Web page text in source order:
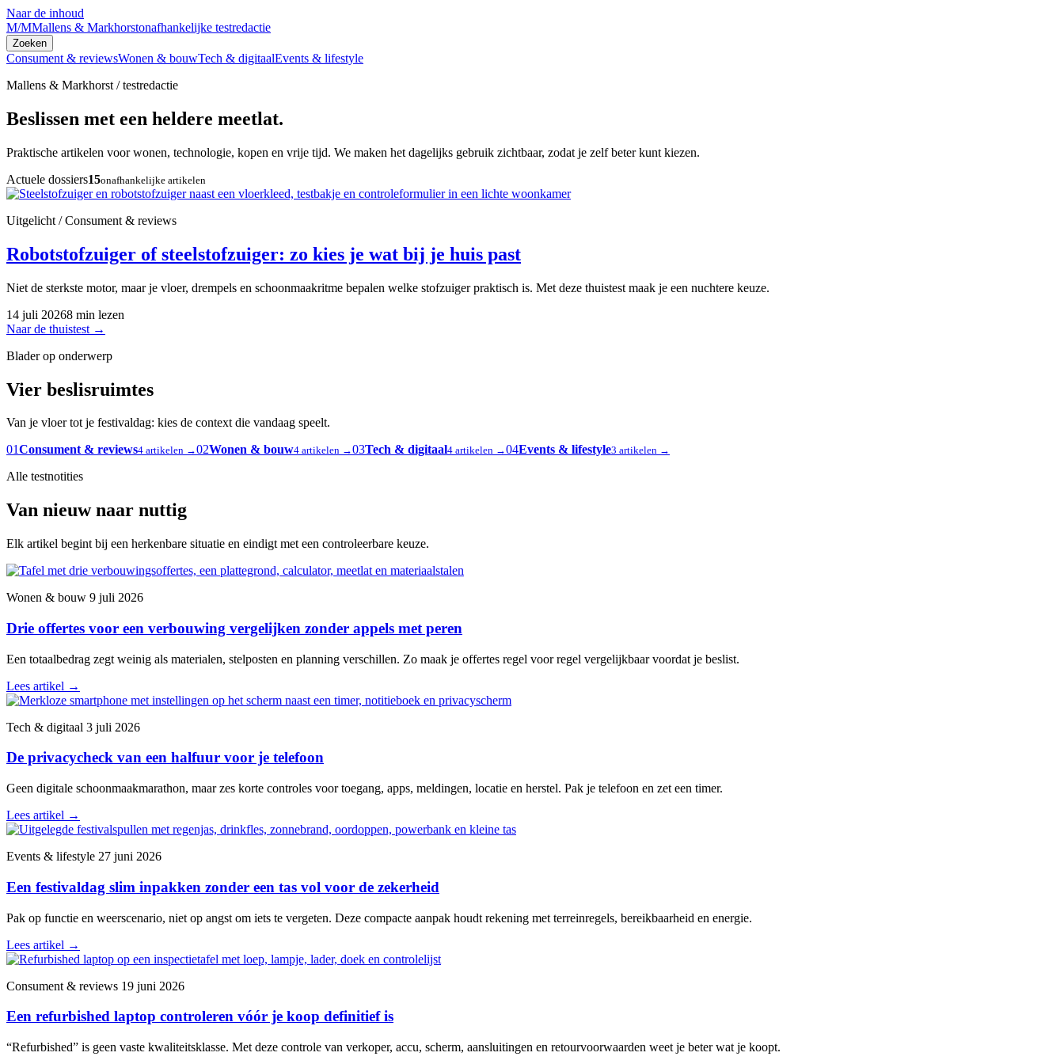
Naar de inhoud
M/MMallens & Markhorstonafhankelijke testredactie
Zoeken
Consument & reviewsWonen & bouwTech & digitaalEvents & lifestyle
Mallens & Markhorst / testredactie
Beslissen met een heldere meetlat.
Praktische artikelen voor wonen, technologie, kopen en vrije tijd. We maken het dagelijks gebruik zichtbaar, zodat je zelf beter kunt kiezen.
Actuele dossiers15onafhankelijke artikelen
Uitgelicht / Consument & reviews
Robotstofzuiger of steelstofzuiger: zo kies je wat bij je huis past
Niet de sterkste motor, maar je vloer, drempels en schoonmaakritme bepalen welke stofzuiger praktisch is. Met deze thuistest maak je een nuchtere keuze.
14 juli 20268 min lezen
Naar de thuistest →
Blader op onderwerp
Vier beslisruimtes
Van je vloer tot je festivaldag: kies de context die vandaag speelt.
01Consument & reviews4 artikelen →02Wonen & bouw4 artikelen →03Tech & digitaal4 artikelen →04Events & lifestyle3 artikelen →
Alle testnotities
Van nieuw naar nuttig
Elk artikel begint bij een herkenbare situatie en eindigt met een controleerbare keuze.
Wonen & bouw 9 juli 2026
Drie offertes voor een verbouwing vergelijken zonder appels met peren
Een totaalbedrag zegt weinig als materialen, stelposten en planning verschillen. Zo maak je offertes regel voor regel vergelijkbaar voordat je beslist.
Lees artikel →
Tech & digitaal 3 juli 2026
De privacycheck van een halfuur voor je telefoon
Geen digitale schoonmaakmarathon, maar zes korte controles voor toegang, apps, meldingen, locatie en herstel. Pak je telefoon en zet een timer.
Lees artikel →
Events & lifestyle 27 juni 2026
Een festivaldag slim inpakken zonder een tas vol voor de zekerheid
Pak op functie en weerscenario, niet op angst om iets te vergeten. Deze compacte aanpak houdt rekening met terreinregels, bereikbaarheid en energie.
Lees artikel →
Consument & reviews 19 juni 2026
Een refurbished laptop controleren vóór je koop definitief is
“Refurbished” is geen vaste kwaliteitsklasse. Met deze controle van verkoper, accu, scherm, aansluitingen en retourvoorwaarden weet je beter wat je koopt.